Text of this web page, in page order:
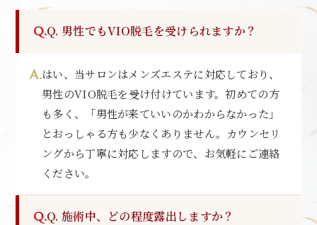
Q. 男性でもVIO脱毛を受けられますか？
はい、当サロンはメンズエステに対応しており、
男性のVIO脱毛を受け付けています。初めての方
も多く、「男性が来ていいのかわからなかった」
とおっしゃる方も少なくありません。カウンセリ
ングから丁寧に対応しますので、お気軽にご連絡
ください。
Q. 施術中、どの程度露出しますか？